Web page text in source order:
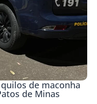
de maconha
de Minas